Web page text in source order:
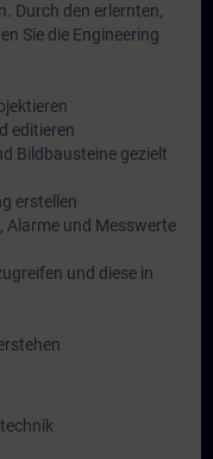
Durch den erlernten,
Sie die Engineering
editieren
Bildbausteine gezielt
erstellen
Alarme und Messwerte
und diese in